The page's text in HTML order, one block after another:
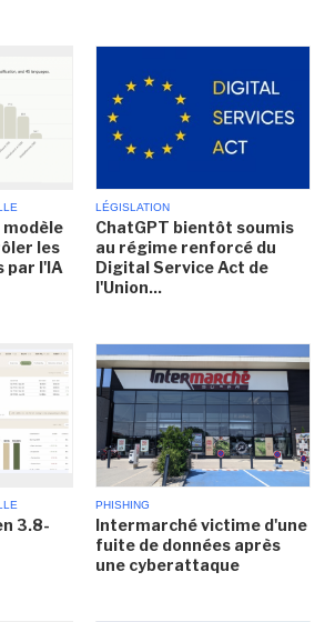
modèle
les
par l'IA
LÉGISLATION
ChatGPT bientôt soumis
au régime renforcé du
Digital Service Act de
l'Union...
3.8-
PHISHING
Intermarché victime d'une
fuite de données après
une cyberattaque